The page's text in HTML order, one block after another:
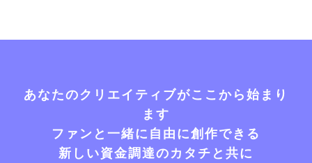
あなたのクリエイティブがここから始まり
ます
ファンと一緒に自由に創作できる
新しい資金調達のカタチと共に